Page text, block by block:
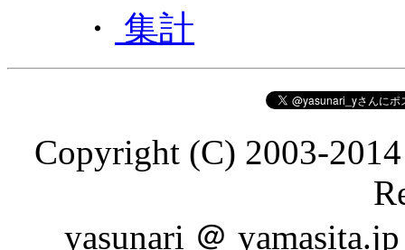
・
集計
Copyright (C) 2003-
yasunari ＠